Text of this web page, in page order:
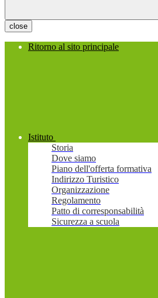
close
Ritorno al sito principale
Istituto
Storia
Dove siamo
Piano dell'offerta formativa
Indirizzo Turistico
Organizzazione
Regolamento
Patto di corresponsabilità
Sicurezza a scuola